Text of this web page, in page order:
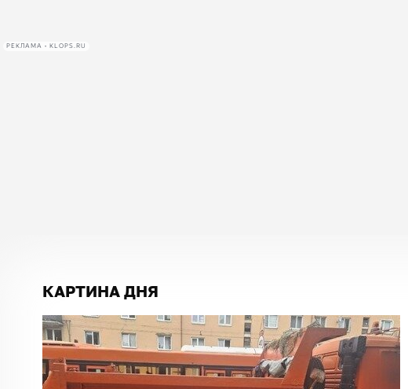
РЕКЛАМА • KLOPS.RU
КАРТИНА ДНЯ